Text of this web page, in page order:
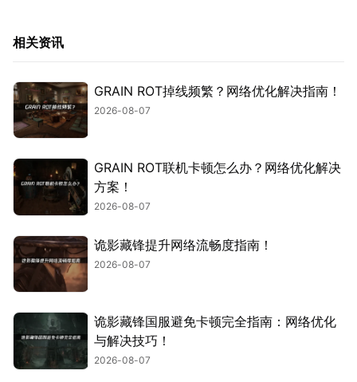
相关资讯
GRAIN ROT掉线频繁？网络优化解决指南！
2026-08-07
GRAIN ROT联机卡顿怎么办？网络优化解决
方案！
2026-08-07
诡影藏锋提升网络流畅度指南！
2026-08-07
诡影藏锋国服避免卡顿完全指南：网络优化
与解决技巧！
2026-08-07